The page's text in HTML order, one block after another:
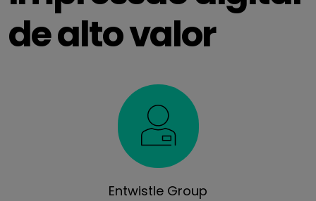
de alto valor
Entwistle Group